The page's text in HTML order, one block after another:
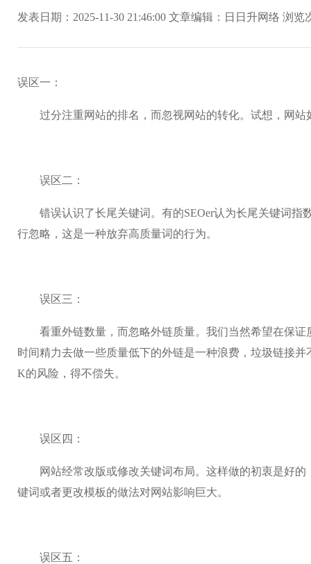
发表日期：2025-11-30 21:46:00 文章编辑：日日升网络 浏览
误区一：
过分注重网站的排名，而忽视网站的转化。试想，网站
误区二：
错误认识了长尾关键词。有的SEOer认为长尾关键词指
行忽略，这是一种放弃高质量词的行为。
误区三：
看重外链数量，而忽略外链质量。我们当然希望在保证
时间精力去做一些质量低下的外链是一种浪费，垃圾链接
K的风险，得不偿失。
误区四：
网站经常改版或修改关键词布局。这样做的初衷是好的
键词或者更改模板的做法对网站影响巨大。
误区五：